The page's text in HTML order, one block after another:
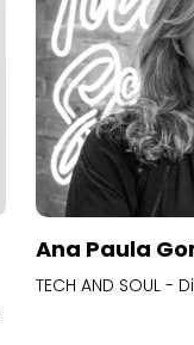
Ana Paula
TECH AND SOUL